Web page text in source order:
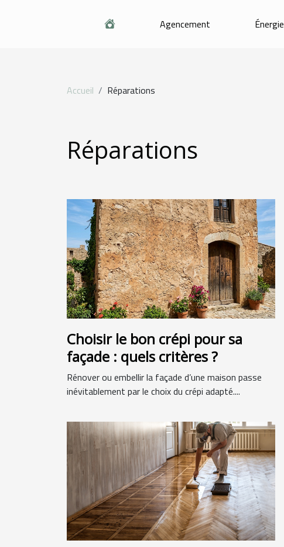
Agencement Énergie
Accueil Réparations
Réparations
Choisir le bon crépi pour sa
façade : quels critères ?
Rénover ou embellir la façade d’une maison passe
inévitablement par le choix du crépi adapté....